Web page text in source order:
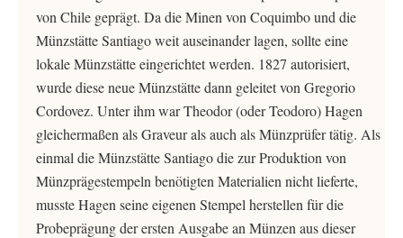
von Chile geprägt. Da die Minen von Coquimbo und die
Münzstätte Santiago weit auseinander lagen, sollte eine
lokale Münzstätte eingerichtet werden. 1827 autorisiert,
wurde diese neue Münzstätte dann geleitet von Gregorio
Cordovez. Unter ihm war Theodor (oder Teodoro) Hagen
gleichermaßen als Graveur als auch als Münzprüfer tätig. Als
einmal die Münzstätte Santiago die zur Produktion von
Münzprägestempeln benötigten Materialien nicht lieferte,
musste Hagen seine eigenen Stempel herstellen für die
Probeprägung der ersten Ausgabe an Münzen aus dieser